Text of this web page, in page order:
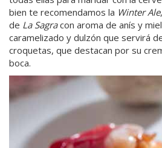
bien te recomendamos la Winter Ale
de La Sagracon aroma de anís y
caramelizado y dulzón que servirá
croquetas, que destacan por su
boca.